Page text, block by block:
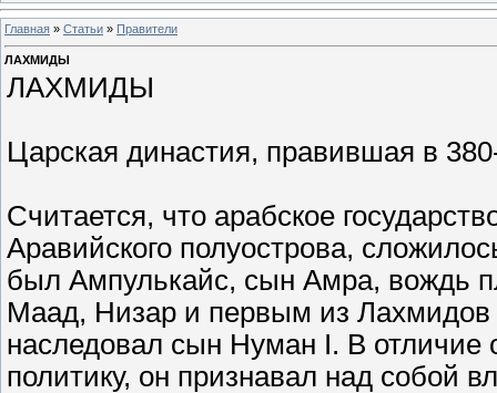
Главная » Статьи » Правители
ЛАХМИДЫ
ЛАХМИДЫ
Царская династия, правившая в
Считается, что арабское
Аравийского полуострова,
был Ампулькайс, сын Амра, вождь
Маад, Низар и первым из Лахмидов
наследовал сын Нуман I. В отличие
политику, он признавал над собой